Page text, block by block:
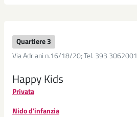
Quartiere 3
Via Adriani n.16/18/20; Tel. 393 3062001
Happy Kids
Privata
Nido d'infanzia